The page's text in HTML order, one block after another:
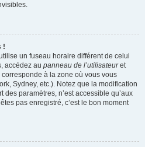
!
un fuseau horaire différent de celui
accédez au panneau de l’utilisateuret
à la zone où vous vous
Sydney, etc.). Notez que la modification
paramètres, n’est accessible qu’aux
pas enregistré, c’est le bon moment